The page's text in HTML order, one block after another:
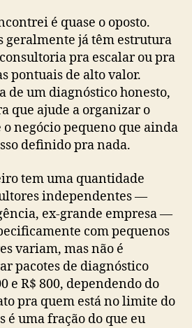
é quase o oposto.
geralmente já têm estrutura
pra escalar ou pra
pontuais de alto valor.
de um diagnóstico honesto,
que ajude a organizar o
o negócio pequeno que ainda
definido pra nada.
tem uma quantidade
independentes —
ex-grande empresa —
com pequenos
variam, mas não é
pacotes de diagnóstico
e R$ 800, dependendo do
pra quem está no limite do
é uma fração do que eu